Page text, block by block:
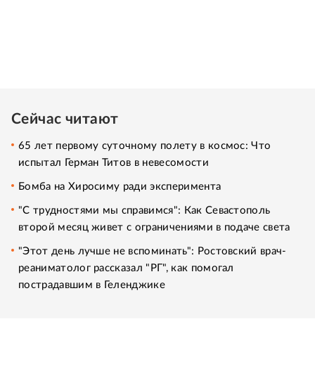
Сейчас читают
65 лет первому суточному полету в космос: Что
испытал Герман Титов в невесомости
Бомба на Хиросиму ради эксперимента
"С трудностями мы справимся": Как Севастополь
второй месяц живет с ограничениями в подаче света
"Этот день лучше не вспоминать": Ростовский врач-
реаниматолог рассказал "РГ", как помогал
пострадавшим в Геленджике